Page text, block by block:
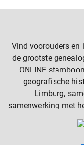
Vind voorouders en
de grootste
ONLINE
geografische
Limburg,
samenwerking met